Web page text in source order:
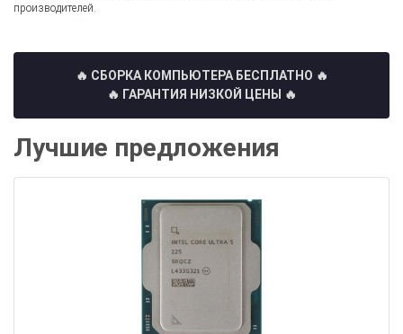
производителей.
🔥 СБОРКА КОМПЬЮТЕРА БЕСПЛАТНО 🔥
🔥 ГАРАНТИЯ НИЗКОЙ ЦЕНЫ 🔥
Лучшие предложения